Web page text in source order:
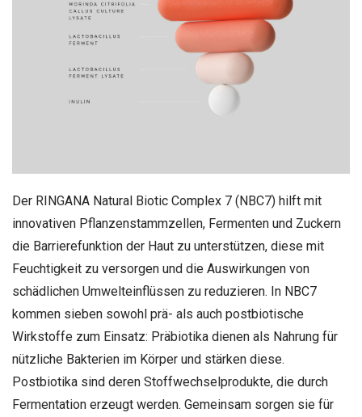
Der RINGANA Natural Biotic Complex 7 (NBC7) hilft mit
innovativen Pflanzenstammzellen, Fermenten und Zuckern
die Barrierefunktion der Haut zu unterstützen, diese mit
Feuchtigkeit zu versorgen und die Auswirkungen von
schädlichen Umwelteinflüssen zu reduzieren. In NBC7
kommen sieben sowohl prä- als auch postbiotische
Wirkstoffe zum Einsatz: Präbiotika dienen als Nahrung für
nützliche Bakterien im Körper und stärken diese.
Postbiotika sind deren Stoffwechselprodukte, die durch
Fermentation erzeugt werden. Gemeinsam sorgen sie für